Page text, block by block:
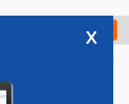
Check in
x